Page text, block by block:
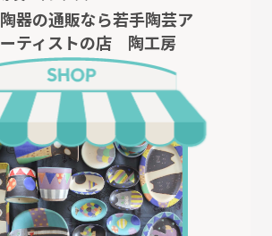
陶器の通販なら若手陶芸ア
ーティストの店 陶工房